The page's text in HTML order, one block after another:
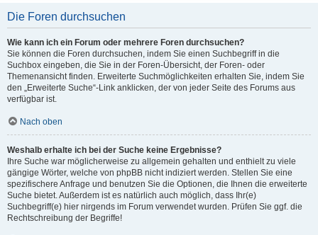
Die Foren durchsuchen
Wie kann ich ein Forum oder mehrere Foren durchsuchen?
Sie können die Foren durchsuchen, indem Sie einen Suchbegriff in die
Suchbox eingeben, die Sie in der Foren-Übersicht, der Foren- oder
Themenansicht finden. Erweiterte Suchmöglichkeiten erhalten Sie, indem Sie
den „Erweiterte Suche“-Link anklicken, der von jeder Seite des Forums aus
verfügbar ist.
Nach oben
Weshalb erhalte ich bei der Suche keine Ergebnisse?
Ihre Suche war möglicherweise zu allgemein gehalten und enthielt zu viele
gängige Wörter, welche von phpBB nicht indiziert werden. Stellen Sie eine
spezifischere Anfrage und benutzen Sie die Optionen, die Ihnen die erweiterte
Suche bietet. Außerdem ist es natürlich auch möglich, dass Ihr(e)
Suchbegriff(e) hier nirgends im Forum verwendet wurden. Prüfen Sie ggf. die
Rechtschreibung der Begriffe!